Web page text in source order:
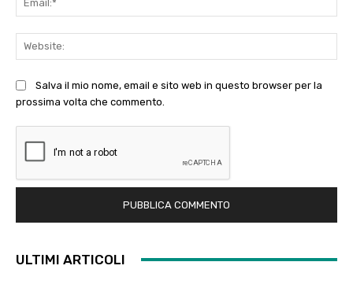
Salva il mio nome, email e sito web in questo browser per la
prossima volta che commento.
ULTIMI ARTICOLI